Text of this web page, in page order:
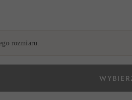
rozmiaru.